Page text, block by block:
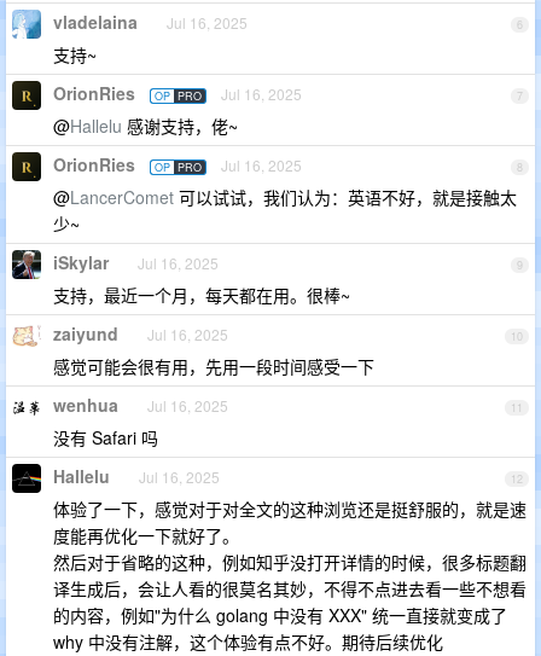
6
vladelaina Jul 16, 2025
支持~
7
OrionRies OP PRO Jul 16, 2025
@Hallelu 感谢支持，佬~
8
OrionRies OP PRO Jul 16, 2025
@LancerComet 可以试试，我们认为：英语不好，就是接触太
少~
9
iSkylar Jul 16, 2025
支持，最近一个月，每天都在用。很棒~
10
zaiyund Jul 16, 2025
感觉可能会很有用，先用一段时间感受一下
11
wenhua Jul 16, 2025
没有 Safari 吗
12
Hallelu Jul 16, 2025
体验了一下，感觉对于对全文的这种浏览还是挺舒服的，就是速
度能再优化一下就好了。
然后对于省略的这种，例如知乎没打开详情的时候，很多标题翻
译生成后，会让人看的很莫名其妙，不得不点进去看一些不想看
的内容，例如"为什么 golang 中没有 XXX" 统一直接就变成了
why 中没有注解，这个体验有点不好。期待后续优化